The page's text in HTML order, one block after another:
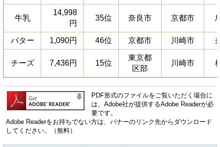
牛乳
14,998
円
35位 奈良市 京都市
バター 1,090円 46位 京都市 川崎市
チーズ 7,436円 15位
東京都
区部
川崎市
PDF形式のファイルをご覧いただく場合に
は、Adobe社が提供するAdobe Readerが必
要です。
Adobe Readerをお持ちでない方は、バナーのリンク先からダウンロード
してください。（無料）